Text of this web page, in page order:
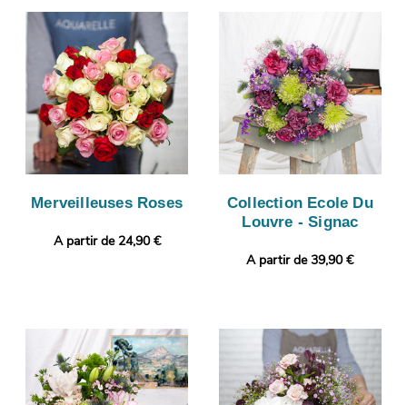
Merveilleuses Roses
A partir de 24,90 €
Collection Ecole Du
Louvre - Signac
A partir de 39,90 €